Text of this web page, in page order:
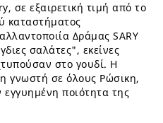
σε εξαιρετική τιμή από το
καταστήματος
Δράμας SARY
σαλάτες", εκείνες
στο γουδί. Η
γνωστή σε όλους Ρώσικη,
εγγυημένη ποιότητα της